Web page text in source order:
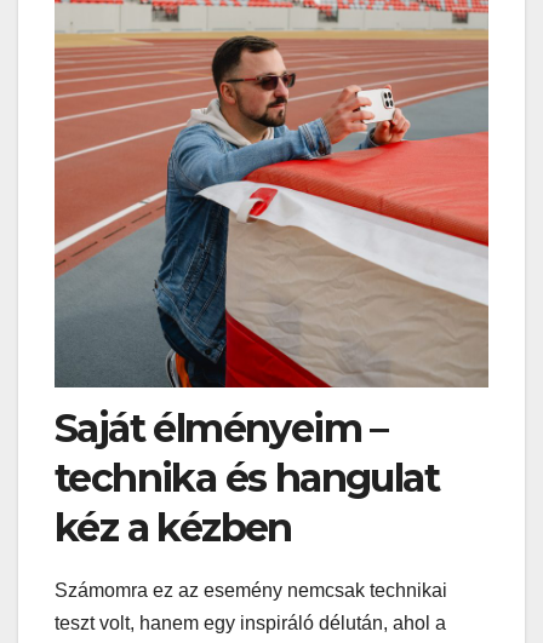
Saját élményeim –
technika és hangulat
kéz a kézben
Számomra ez az esemény nemcsak technikai
teszt volt, hanem egy inspiráló délután, ahol a